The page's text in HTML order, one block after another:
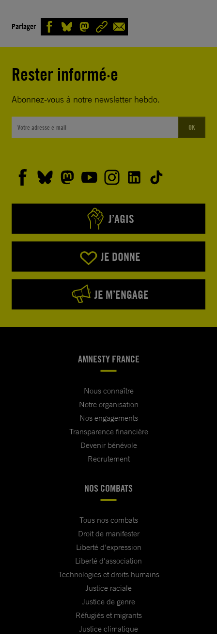
Partager
Rester informé·e
Abonnez-vous à notre newsletter hebdo.
OK
J’AGIS
JE DONNE
JE M’ENGAGE
AMNESTY FRANCE
Nous connaître
Notre organisation
Nos engagements
Transparence financière
Devenir bénévole
Recrutement
NOS COMBATS
Tous nos combats
Droit de manifester
Liberté d'expression
Liberté d'association
Technologies et droits humains
Justice raciale
Justice de genre
Réfugiés et migrants
Justice climatique